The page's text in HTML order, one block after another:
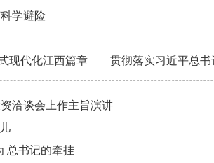
学避险
现代化江西篇章——贯彻落实习近平总
洽谈会上作主旨演讲
总书记的牵挂